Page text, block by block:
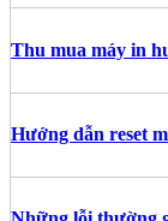
Thu mua máy in
Hướng dẫn reset